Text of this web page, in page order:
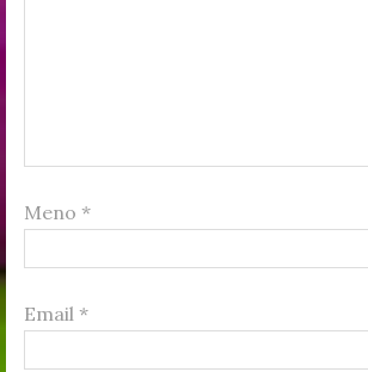
Meno *
Email *